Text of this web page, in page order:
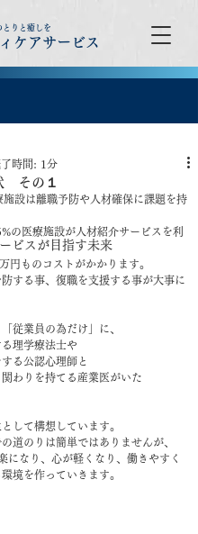
とりと癒しを
ケアサービス
ビスが目指す未来
その１
時間: 1分
設は離職予防や人材確保に課題を持
の医療施設が人材紹介サービスを利
円ものコストがかかります。
する事、復職を支援する事が大事に
従業員の為だけ」に、
理学療法士や
る公認心理師と
わりを持てる産業医がいた
して構想しています。
道のりは簡単ではありませんが、
になり、心が軽くなり、働きやすく
境を作っていきます。